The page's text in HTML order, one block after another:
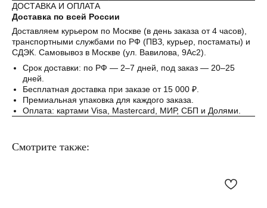
ДОСТАВКА И ОПЛАТА
Доставка по всей России
Доставляем курьером по Москве (в день заказа от 4 часов),
транспортными службами по РФ (ПВЗ, курьер, постаматы) и
СДЭК. Самовывоз в Москве (ул. Вавилова, 9Ас2).
Срок доставки: по РФ — 2–7 дней, под заказ — 20–25
дней.
Бесплатная доставка при заказе от 15 000 ₽.
Премиальная упаковка для каждого заказа.
Оплата: картами Visa, Mastercard, МИР, СБП и Долями.
Смотрите также: